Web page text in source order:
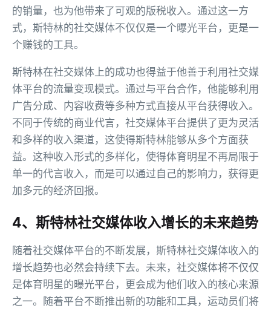
的销量，也为他带来了可观的版税收入。通过这一方
式，斯特林的社交媒体不仅仅是一个曝光平台，更是一
个赚钱的工具。
斯特林在社交媒体上的成功也得益于他善于利用社交媒
体平台的流量变现模式。通过与平台合作，他能够利用
广告分成、内容收费等多种方式直接从平台获得收入。
不同于传统的商业代言，社交媒体平台提供了更为灵活
和多样的收入渠道，这使得斯特林能够从多个方面获
益。这种收入形式的多样化，使得体育明星不再局限于
单一的代言收入，而是可以通过自己的影响力，获得更
加多元的经济回报。
4、斯特林社交媒体收入增长的未来趋势
随着社交媒体平台的不断发展，斯特林社交媒体收入的
增长趋势也必然会持续下去。未来，社交媒体将不仅仅
是体育明星的曝光平台，更会成为他们收入的核心来源
之一。随着平台不断推出新的功能和工具，运动员们将